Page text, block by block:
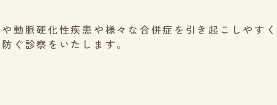
動脈硬化性疾患や様々な合併症を引き起こしやす
ぐ診察をいたします。